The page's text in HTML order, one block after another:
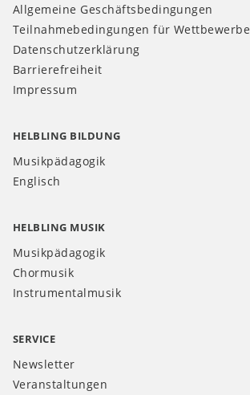
Allgemeine Geschäftsbedingungen
Teilnahmebedingungen für Wettbewerbe
Datenschutzerklärung
Barrierefreiheit
Impressum
HELBLING BILDUNG
Musikpädagogik
Englisch
HELBLING MUSIK
Musikpädagogik
Chormusik
Instrumentalmusik
SERVICE
Newsletter
Veranstaltungen